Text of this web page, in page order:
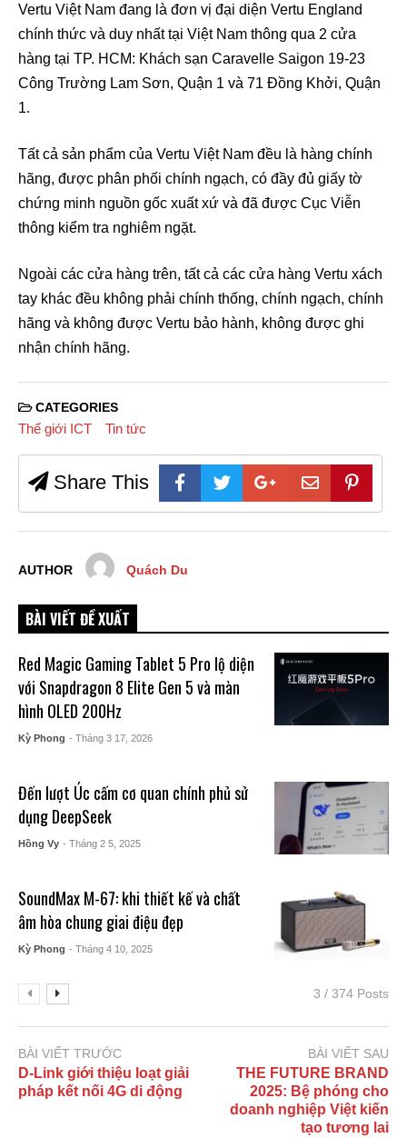
Vertu Việt Nam đang là đơn vị đại diện Vertu England
chính thức và duy nhất tại Việt Nam thông qua 2 cửa
hàng tại TP. HCM: Khách sạn Caravelle Saigon 19-23
Công Trường Lam Sơn, Quận 1 và 71 Đồng Khởi, Quận
1.
Tất cả sản phẩm của Vertu Việt Nam đều là hàng chính
hãng, được phân phối chính ngạch, có đầy đủ giấy tờ
chứng minh nguồn gốc xuất xứ và đã được Cục Viễn
thông kiểm tra nghiêm ngặt.
Ngoài các cửa hàng trên, tất cả các cửa hàng Vertu xách
tay khác đều không phải chính thống, chính ngạch, chính
hãng và không được Vertu bảo hành, không được ghi
nhận chính hãng.
CATEGORIES
Thế giới ICT Tin tức
Share This
AUTHOR Quách Du
BÀI VIẾT ĐỀ XUẤT
Red Magic Gaming Tablet 5 Pro lộ diện
với Snapdragon 8 Elite Gen 5 và màn
hình OLED 200Hz
Kỳ Phong - Tháng 3 17, 2026
Đến lượt Úc cấm cơ quan chính phủ sử
dụng DeepSeek
Hồng Vy - Tháng 2 5, 2025
SoundMax M-67: khi thiết kế và chất
âm hòa chung giai điệu đẹp
Kỳ Phong - Tháng 4 10, 2025
3 / 374 Posts
BÀI VIẾT TRƯỚC
D-Link giới thiệu loạt giải
pháp kết nối 4G di động
BÀI VIẾT SAU
THE FUTURE BRAND
2025: Bệ phóng cho
doanh nghiệp Việt kiến
tạo tương lai